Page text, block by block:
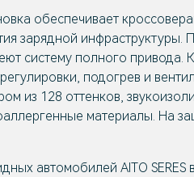
обеспечивает
зарядной инфраструктуры.
систему полного
подогрев и
из 128 оттенков,
материалы. На
автомобилей AITO